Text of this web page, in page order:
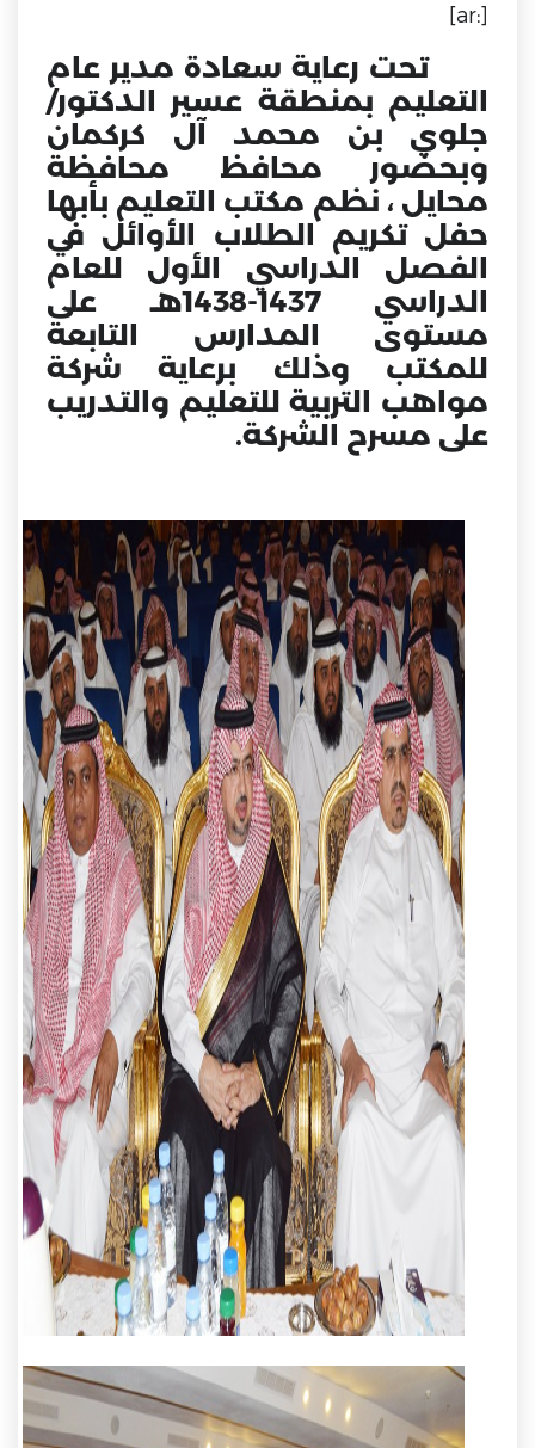
[:ar]
تحت رعاية سعادة مدير عام
التعليم بمنطقة عسير الدكتور/
جلوي بن محمد آل كركمان
وبحضور محافظ محافظة
محايل ، نظم مكتب التعليم بأبها
حفل تكريم الطلاب الأوائل في
الفصل الدراسي الأول للعام
الدراسي 1437-1438هـ على
مستوى المدارس التابعة
للمكتب وذلك برعاية شركة
مواهب التربية للتعليم والتدريب
على مسرح الشركة.